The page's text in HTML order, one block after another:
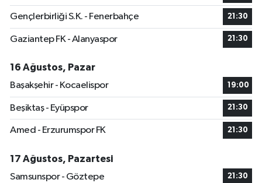
Gençlerbirliği S.K. - Fenerbahçe 21:30
Gaziantep FK - Alanyaspor 21:30
16 Ağustos, Pazar
Başakşehir - Kocaelispor
19:00
Beşiktaş - Eyüpspor 21:30
Amed - Erzurumspor FK 21:30
17 Ağustos, Pazartesi
Samsunspor - Göztepe
21:30